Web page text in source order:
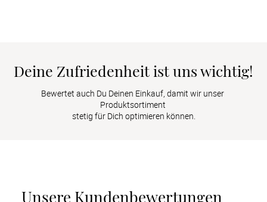
Deine Zufriedenheit ist uns wichtig!
Bewertet auch Du Deinen Einkauf, damit wir unser
Produktsortiment
stetig für Dich optimieren können.
Unsere Kundenbewertungen